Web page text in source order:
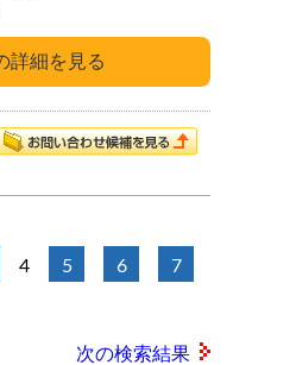
4 5 6 7
次の検索結果